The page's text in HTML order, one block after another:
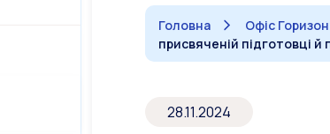
Головна Офіс
присвяченій підготовці
28.11.2024